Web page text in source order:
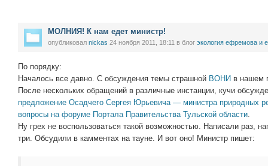
МОЛНИЯ! К нам едет министр!
опубликовал nickas 24 ноября 2011, 18:11 в блог экология ефремова и
По порядку:
Началось все давно. С обсуждения темы страшной ВОНИ в нашем
После нескольких обращений в различные инстанции, кучи
предложение Осадчего Сергея Юрьевича — министра природных
вопросы на форуме Портала Правительства Тульской области.
Ну грех не воспользоваться такой возможностью. Написали раз,
три. Обсудили в камментах на тауне. И вот оно! Министр пишет: